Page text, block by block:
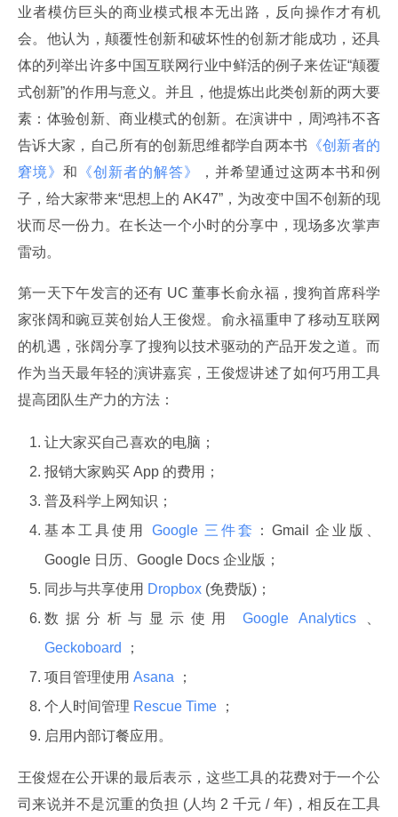
业者模仿巨头的商业模式根本无出路，反向操作才有机
会。他认为，颠覆性创新和破坏性的创新才能成功，还具
体的列举出许多中国互联网行业中鲜活的例子来佐证“颠覆
式创新”的作用与意义。并且，他提炼出此类创新的两大要
素：体验创新、商业模式的创新。在演讲中，周鸿祎不吝
告诉大家，自己所有的创新思维都学自两本书 《创新者的
窘境》和 《创新者的解答》
，并希望通过这两本书和例
子，给大家带来“思想上的 AK47”，为改变中国不创新的现
状而尽一份力。在长达一个小时的分享中，现场多次掌声
雷动。
第一天下午发言的还有 UC 董事长俞永福，搜狗首席科学
家张阔和豌豆荚创始人王俊煜。俞永福重申了移动互联网
的机遇，张阔分享了搜狗以技术驱动的产品开发之道。而
作为当天最年轻的演讲嘉宾，王俊煜讲述了如何巧用工具
提高团队生产力的方法：
让大家买自己喜欢的电脑；
报销大家购买 App 的费用；
普及科学上网知识；
基本工具使用Google 三件套
：Gmail 企业版、
Google 日历、Google Docs 企业版；
同步与共享使用 Dropbox (免费版)；
数据分析与显示使用Google Analytics
Geckoboard
；
项目管理使用Asana
；
个人时间管理 Rescue Time
；
启用内部订餐应用。
王俊煜在公开课的最后表示，这些工具的花费对于一个公
司来说并不是沉重的负担 (人均 2 千元 / 年)，相反在工具